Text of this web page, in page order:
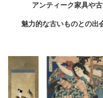
アンティーク家具や
魅力的な古いものとの出